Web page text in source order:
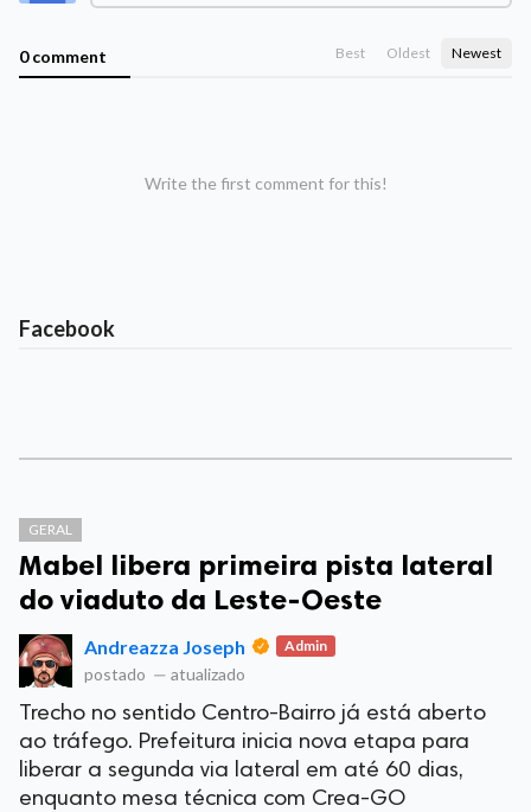
0 comment Best Oldest Newest
Write the first comment for this!
Facebook
GERAL
Mabel libera primeira pista lateral
do viaduto da Leste-Oeste
Andreazza Joseph Admin
postado — atualizado
Trecho no sentido Centro-Bairro já está aberto
ao tráfego. Prefeitura inicia nova etapa para
liberar a segunda via lateral em até 60 dias,
enquanto mesa técnica com Crea-GO